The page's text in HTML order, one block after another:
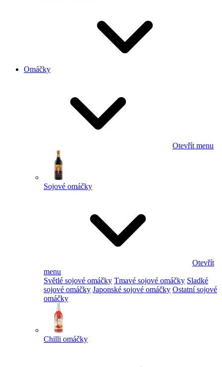
Omáčky
Otevřít menu
Sojové omáčky
Otevřít
menu
Světlé sojové omáčky Tmavé sojové omáčky Sladké
sojové omáčky Japonské sojové omáčky Ostatní sojové
omáčky
Chilli omáčky